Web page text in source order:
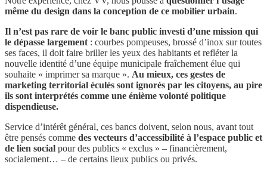
même du design dans la conception de ce mobilier urbain.
Il n’est pas rare de voir le banc public investi d’une mission qui
le dépasse largement : courbes pompeuses, brossé d’inox sur toutes
ses faces, il doit faire briller les yeux des habitants et refléter la
nouvelle identité d’une équipe municipale fraîchement élue qui
souhaite « imprimer sa marque ». Au mieux, ces gestes de
marketing territorial éculés sont ignorés par les citoyens, au pire
ils sont interprétés comme une énième volonté politique
dispendieuse.
Service d’intérêt général, ces bancs doivent, selon nous, avant tout
être pensés comme des vecteurs d’accessibilité à l’espace public et
de lien social pour des publics « exclus » – financièrement,
socialement… – de certains lieux publics ou privés.